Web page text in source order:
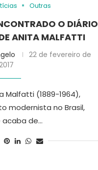
Outras
O DIÁRIO
ANITA MALFATTI
22 de fevereiro de
Malfatti (1889-1964),
modernista no Brasil,
acaba de…